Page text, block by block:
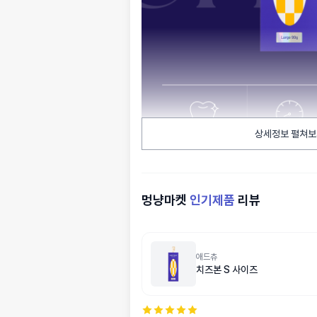
상세정보 펼쳐
멍냥마켓 인기제품 리뷰
애드츄
치즈본 S 사이즈